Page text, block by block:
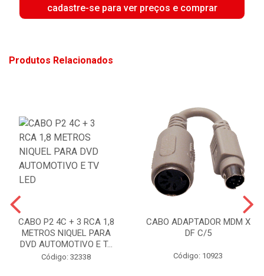
cadastre-se para ver preços e comprar
Produtos Relacionados
CABO P2 4C + 3 RCA 1,8
METROS NIQUEL PARA
DVD AUTOMOTIVO E T...
Código: 32338
CABO ADAPTADOR MDM X
DF C/5
Código: 10923